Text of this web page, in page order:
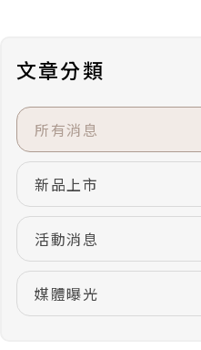
文章分類
所有消息
新品上市
活動消息
媒體曝光